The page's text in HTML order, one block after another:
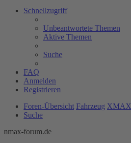
Schnellzugriff
Unbeantwortete Themen
Aktive Themen
Suche
FAQ
Anmelden
Registrieren
Foren-Übersicht Fahrzeug XMAX
Suche
nmax-forum.de